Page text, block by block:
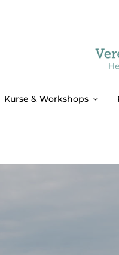
Kurse & Workshops